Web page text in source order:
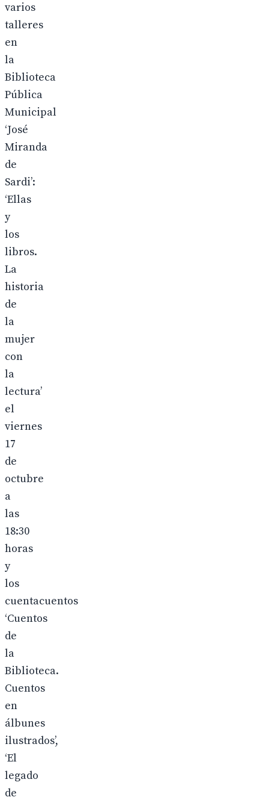
varios
talleres
en
la
Biblioteca
Pública
Municipal
‘José
Miranda
de
Sardi’:
‘Ellas
y
los
libros.
La
historia
de
la
mujer
con
la
lectura’
el
viernes
17
de
octubre
a
las
18:30
horas
y
los
cuentacuentos
‘Cuentos
de
la
Biblioteca.
Cuentos
en
álbunes
ilustrados’,
‘El
legado
de